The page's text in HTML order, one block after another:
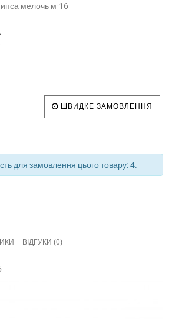
мелочь м-16
ШВИДКЕ ЗАМОВЛЕННЯ
для замовлення цього товару: 4.
ВІДГУКИ (0)